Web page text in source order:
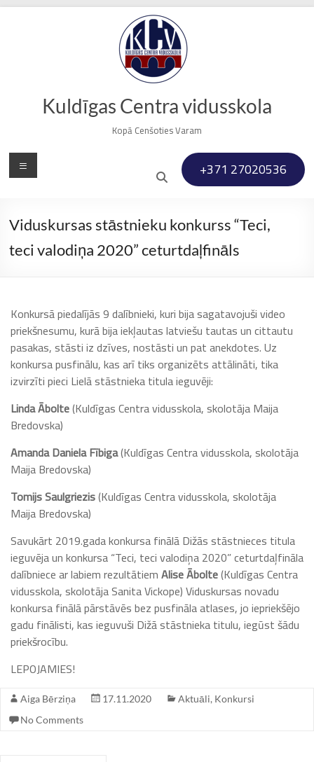
Skip
Kuldīgas Centra vidusskola
Kopā Cenšoties Varam
+371 27020536
Menu
Viduskursas stāstnieku konkurss “Teci,
teci valodiņa 2020” ceturtdaļfināls
Konkursā piedalījās 9 dalībnieki, kuri bija sagatavojuši video
priekšnesumu, kurā bija iekļautas latviešu tautas un cittautu
pasakas, stāsti iz dzīves, nostāsti un pat anekdotes. Uz
konkursa pusfinālu, kas arī tiks organizēts attālināti, tika
izvirzīti pieci Lielā stāstnieka titula ieguvēji:
Linda Ābolte(Kuldīgas Centra vidusskola, skolotāja Maija
Bredovska)
Amanda Daniela Fībiga(Kuldīgas Centra vidusskola, skolotāja
Maija Bredovska)
Tomijs Saulgriezis(Kuldīgas Centra vidusskola, skolotāja
Maija Bredovska)
Savukārt 2019.gada konkursa finālā Dižās stāstnieces titula
ieguvēja un konkursa “Teci, teci valodiņa 2020” ceturtdaļfināla
dalībniece ar labiem rezultātiemAlise Ābolte(Kuldīgas Centra
vidusskola, skolotāja Sanita Vickope) Viduskursas novadu
konkursa finālā pārstāvēs bez pusfināla atlases, jo iepriekšējo
gadu finālisti, kas ieguvuši Dižā stāstnieka titulu, iegūst šādu
priekšrocību.
LEPOJAMIES!
Aiga Bērziņa 17.11.2020 Aktuāli, Konkursi
No Comments